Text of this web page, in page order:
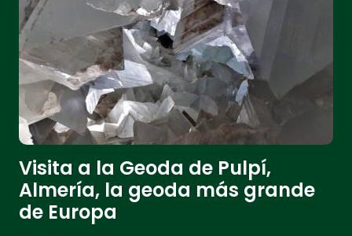
Visita a la Geoda de Pulpí,
Almería, la geoda más grande
de Europa